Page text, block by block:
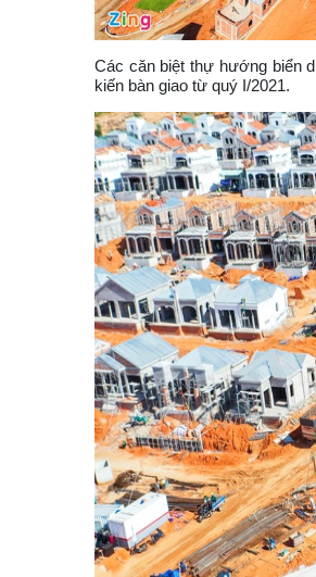
Các căn biệt thự hướng biển
kiến bàn giao từ quý I/2021.